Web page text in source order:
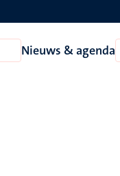
Open
Over
Nieuws & agenda